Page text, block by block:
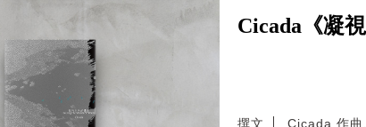
Cicada《凝
撰文 Cicada 作曲